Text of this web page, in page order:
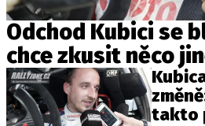
Odchod Kubici se
chce zkusit něco
takto